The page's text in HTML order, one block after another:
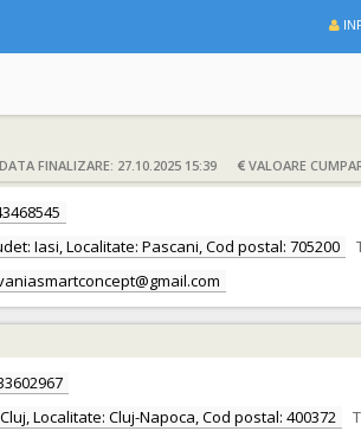
DATA FINALIZARE: 27.10.2025 15:39 VALOARE
Iasi, Localitate: Pascani, Cod postal: 705200
Localitate: Cluj-Napoca, Cod postal: 400372